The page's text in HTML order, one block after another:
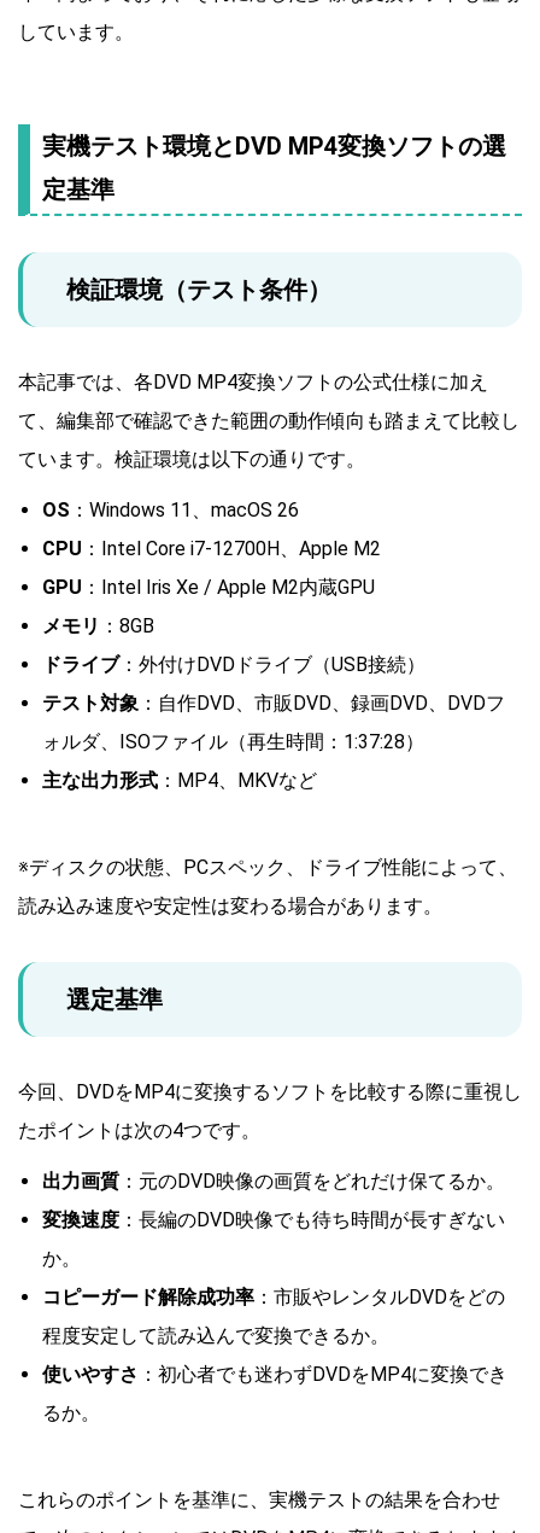
しています。
実機テスト環境とDVD MP4変換ソフトの選
定基準
検証環境（テスト条件）
本記事では、各DVD MP4変換ソフトの公式仕様に加え
て、編集部で確認できた範囲の動作傾向も踏まえて比較し
ています。検証環境は以下の通りです。
OS ：Windows 11、macOS 26
CPU ：Intel Core i7-12700H、Apple M2
GPU ：Intel Iris Xe / Apple M2内蔵GPU
メモリ ：8GB
ドライブ：外付けDVDドライブ（USB接続）
テスト対象 ：自作DVD、市販DVD、録画DVD、DVDフ
ォルダ、ISOファイル（再生時間：1:37:28）
主な出力形式 ：MP4、MKVなど
※ディスクの状態、PCスペック、ドライブ性能によって、
読み込み速度や安定性は変わる場合があります。
選定基準
今回、DVDをMP4に変換するソフトを比較する際に重視し
たポイントは次の4つです。
出力画質 ：元のDVD映像の画質をどれだけ保てるか。
変換速度 ：長編のDVD映像でも待ち時間が長すぎない
か。
コピーガード解除成功率 ：市販やレンタルDVDをどの
程度安定して読み込んで変換できるか。
使いやすさ ：初心者でも迷わずDVDをMP4に変換でき
るか。
これらのポイントを基準に、実機テストの結果を合わせ